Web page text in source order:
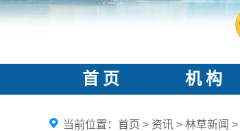
首 页 机 构
当前位置： 首页 > 资讯 > 林草新闻 >